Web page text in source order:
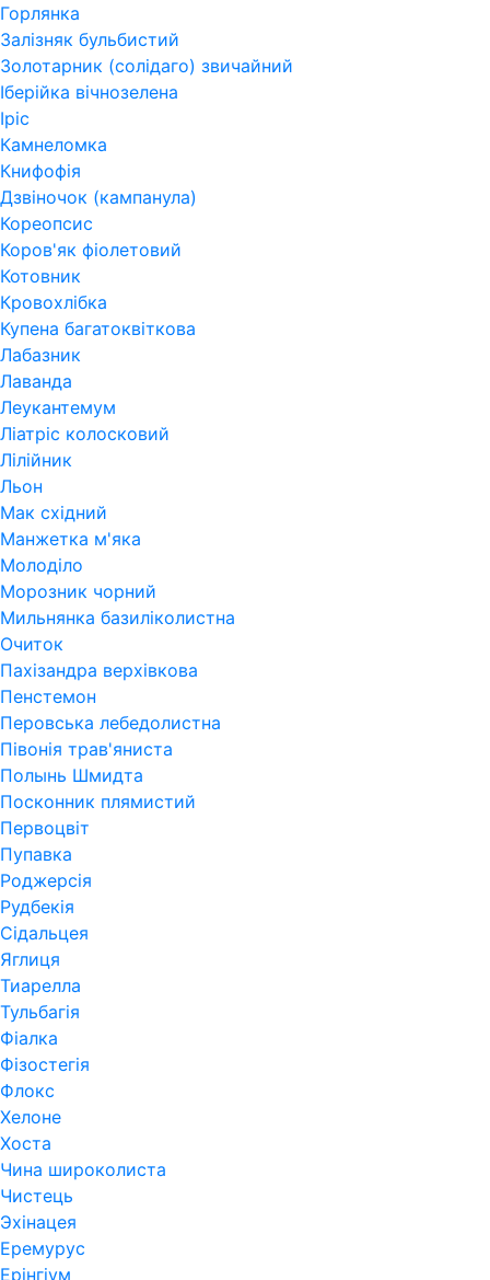
Горлянка
Залізняк бульбистий
Золотарник (солідаго) звичайний
Іберійка вічнозелена
Іріс
Камнеломка
Книфофія
Дзвіночок (кампанула)
Кореопсис
Коров'як фіолетовий
Котовник
Кровохлібка
Купена багатоквіткова
Лабазник
Лаванда
Леукантемум
Ліатріс колосковий
Лілійник
Льон
Мак східний
Манжетка м'яка
Молоділо
Морозник чорний
Мильнянка базиліколистна
Очиток
Пахізандра верхівкова
Пенстемон
Перовська лебедолистна
Півонія трав'яниста
Полынь Шмидта
Посконник плямистий
Первоцвіт
Пупавка
Роджерсія
Рудбекія
Сідальцея
Яглиця
Тиарелла
Тульбагія
Фіалка
Фізостегія
Флокс
Хелоне
Хоста
Чина широколиста
Чистець
Эхінацея
Еремурус
Ерінгіум